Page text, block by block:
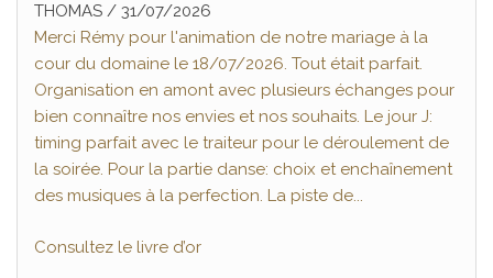
THOMAS / 31/07/2026
Merci Rémy pour l'animation de notre mariage à la
cour du domaine le 18/07/2026. Tout était parfait.
Organisation en amont avec plusieurs échanges pour
bien connaître nos envies et nos souhaits. Le jour J:
timing parfait avec le traiteur pour le déroulement de
la soirée. Pour la partie danse: choix et enchaînement
des musiques à la perfection. La piste de...
Consultez le livre d’or